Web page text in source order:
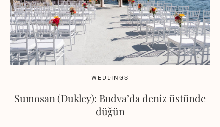
WEDDINGS
Sumosan (Dukley): Budva’da deniz üstünde
düğün